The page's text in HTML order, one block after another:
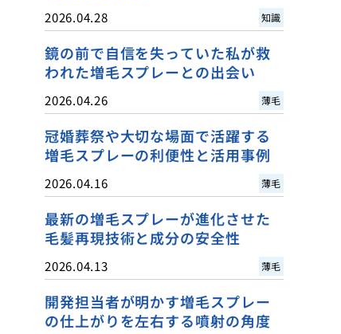
2026.04.28 知識
鏡の前で自信を失っていた私が救
われた増毛スプレーとの出会い
2026.04.26 薄毛
冠婚葬祭や大切な場面で活躍する
増毛スプレーの利便性と活用事例
2026.04.16 薄毛
最新の増毛スプレーが進化させた
毛髪再現技術と成分の安全性
2026.04.13 薄毛
開発担当者が明かす増毛スプレー
の仕上がりを左右する噴射の角度